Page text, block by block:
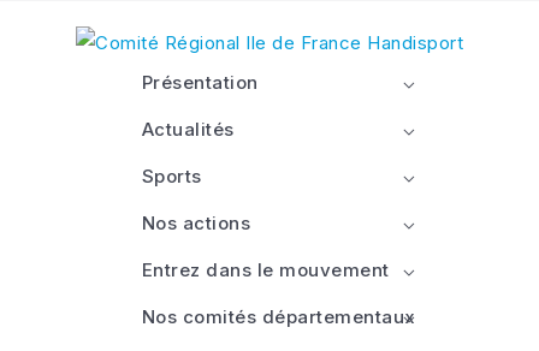
Présentation
Actualités
Sports
Nos actions
Entrez dans le mouvement
Nos comités départementaux